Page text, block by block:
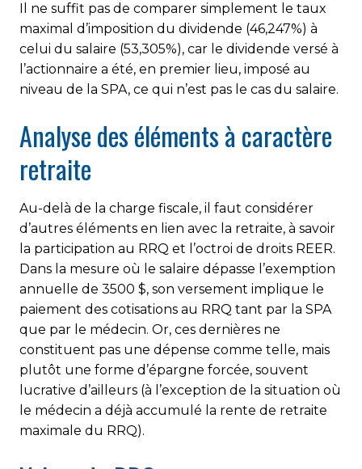
Il ne suffit pas de comparer simplement le taux
maximal d’imposition du dividende (46,247%) à
celui du salaire (53,305%), car le dividende versé à
l’actionnaire a été, en premier lieu, imposé au
niveau de la SPA, ce qui n’est pas le cas du salaire.
Analyse des éléments à caractère
retraite
Au-delà de la charge fiscale, il faut considérer
d’autres éléments en lien avec la retraite, à savoir
la participation au RRQ et l’octroi de droits REER.
Dans la mesure où le salaire dépasse l’exemption
annuelle de 3500 $, son versement implique le
paiement des cotisations au RRQ tant par la SPA
que par le médecin. Or, ces dernières ne
constituent pas une dépense comme telle, mais
plutôt une forme d’épargne forcée, souvent
lucrative d’ailleurs (à l’exception de la situation où
le médecin a déjà accumulé la rente de retraite
maximale du RRQ).